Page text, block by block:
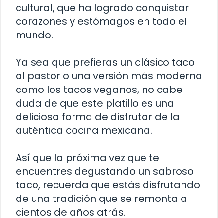
cultural, que ha logrado conquistar
corazones y estómagos en todo el
mundo.
Ya sea que prefieras un clásico taco
al pastor o una versión más moderna
como los tacos veganos, no cabe
duda de que este platillo es una
deliciosa forma de disfrutar de la
auténtica cocina mexicana.
Así que la próxima vez que te
encuentres degustando un sabroso
taco, recuerda que estás disfrutando
de una tradición que se remonta a
cientos de años atrás.